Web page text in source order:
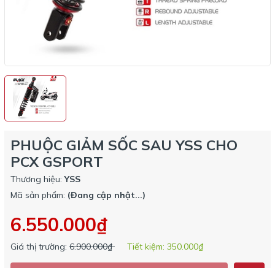
PHUỘC GIẢM SỐC SAU YSS CHO
PCX GSPORT
Thương hiệu:YSS
Mã sản phẩm: (Đang cập nhật...)
6.550.000₫
Giá thị trường: 6.900.000₫ Tiết kiệm: 350.000₫